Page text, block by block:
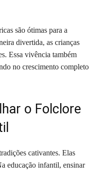
são ótimas para a
divertida, as crianças
Essa vivência também
no crescimento completo
o Folclore
cativantes. Elas
educação infantil, ensinar